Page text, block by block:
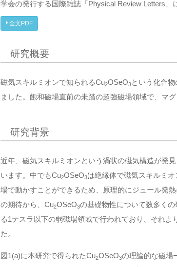
学会の発行する国際雑誌「Physical Review Letters」
全文PDF
研究概要
磁気スキルミオンで知られるCu2OSeO3という化合
ました。飽和磁場直前の未踏の超強磁場領域で、マ
研究背景
近年、磁気スキルミオンという渦状の磁気構造が発
います。中でもCu2OSeO3は絶縁体で磁気スキルミ
場で動かすことができるため、原理的にジュール発
の期待から、Cu2OSeO3の基礎物性について数多く
る1テスラ以下の弱磁場領域で行われており、それ
た。
図1(a)に本研究で得られたCu2OSeO3の理論的な磁場